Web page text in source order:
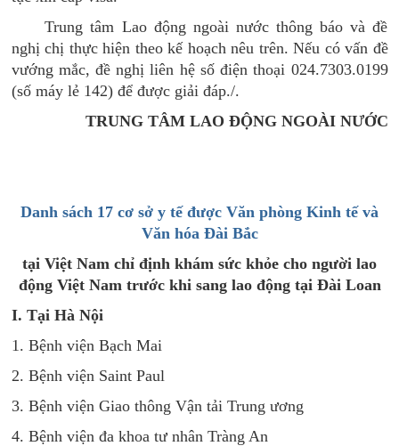
Trung tâm Lao động ngoài nước thông báo và đề
nghị chị thực hiện theo kế hoạch nêu trên. Nếu có vấn đề
vướng mắc, đề nghị liên hệ số điện thoại 024.7303.0199
(số máy lẻ 142) để được giải đáp./.
TRUNG TÂM LAO ĐỘNG NGOÀI NƯỚC
Danh sách 17 cơ sở y tế được Văn phòng Kinh tế và
Văn hóa Đài Bắc
tại Việt Nam chỉ định khám sức khỏe cho người lao
động Việt Nam trước khi sang lao động tại Đài Loan
I. Tại Hà Nội
1. Bệnh viện Bạch Mai
2. Bệnh viện Saint Paul
3. Bệnh viện Giao thông Vận tải Trung ương
4. Bệnh viện đa khoa tư nhân Tràng An